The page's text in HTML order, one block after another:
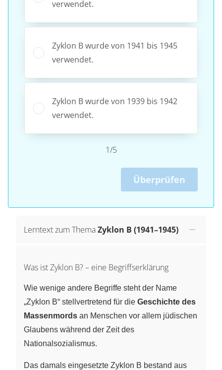
verwendet.
Zyklon B wurde von 1941 bis 1945
verwendet.
Zyklon B wurde von 1939 bis 1942
verwendet.
1/5
Überprüfen
Lerntext zum ThemaZyklon B (1941–1945)
Was ist Zyklon B? – eine Begriffserklärung
Wie wenige andere Begriffe steht der Name
„Zyklon B“ stellvertretend für die Geschichte des
Massenmords an Menschen vor allem jüdischen
Glaubens während der Zeit des
Nationalsozialismus.
Das damals eingesetzte Zyklon B bestand aus